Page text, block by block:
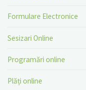
Formulare Electronice
Sesizari Online
Programări online
Plăți online